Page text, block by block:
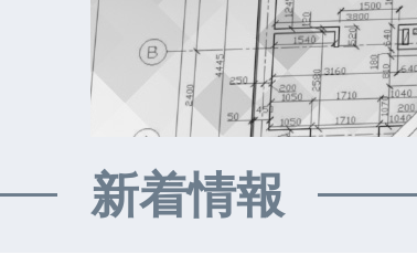
新着情報